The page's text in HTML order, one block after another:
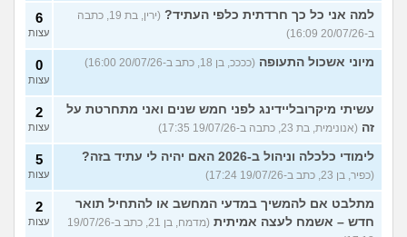
למה אני כל כך חרדתית כלפי העתיד?
(ירין, בת 19, כתבה
ב-20/07/26 16:09)
6
עצות
מיוני אשכול התעופה (ככככ, בן 18, כתב ב-20/07/26 16:00) 0
עצות
עשיתי מיקרובליידינג לפני חמש שנים ואני מתחרטת על
זה (אנונימית, בת 23, כתבה ב-19/07/26 17:35)
2
עצות
לימודי כלכלה וניהול ב-2026 האם יהיה לי עתיד בזה?
(כפיר, בן 23, כתב ב-19/07/26 17:24)
5
עצות
מתלבט אם להמשיך במדעי המחשב או להתחיל תואר
חדש – אשמח לעצה אמיתית
(מדמח, בן 21, כתב ב-19/07/26
2
עצות